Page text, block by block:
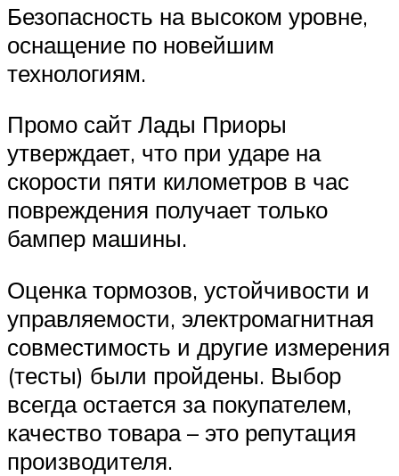
Безопасность на высоком уровне,
оснащение по новейшим
технологиям.
Промо сайт Лады Приоры
утверждает, что при ударе на
скорости пяти километров в час
повреждения получает только
бампер машины.
Оценка тормозов, устойчивости и
управляемости, электромагнитная
совместимость и другие измерения
(тесты) были пройдены. Выбор
всегда остается за покупателем,
качество товара – это репутация
производителя.